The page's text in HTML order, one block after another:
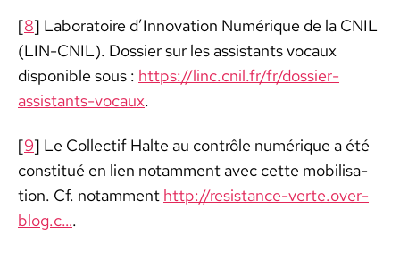
[8] Lab­o­ra­toire d’Innovation Numérique de la CNIL
(LIN-CNIL). Dossier sur les assis­tants vocaux
disponible sous : https://linc.cnil.fr/fr/dossier-
assistants-vocaux.
[9] Le Col­lec­tif Halte au con­trôle numérique a été
con­sti­tué en lien notam­ment avec cette mobil­i­sa­
tion. Cf. notam­ment http://resistance-verte.over-
blog.c….